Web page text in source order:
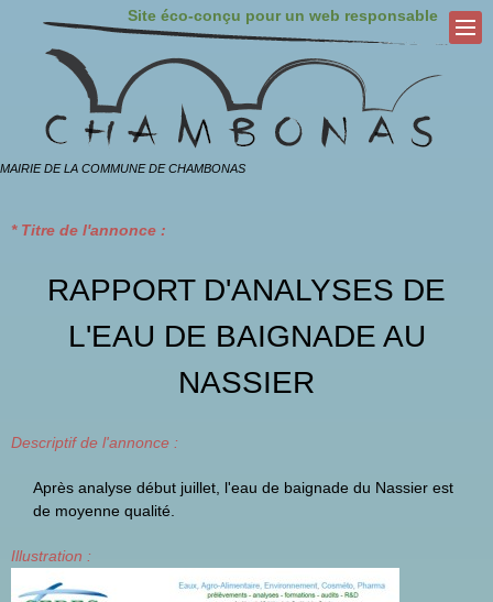
MAIRIE DE LA COMMUNE DE CHAMBONAS
Site éco-conçu pour un web responsable
* Titre de l'annonce :
RAPPORT D'ANALYSES DE
L'EAU DE BAIGNADE AU
NASSIER
Descriptif de l'annonce :
Après analyse début juillet, l'eau de baignade du Nassier est
de moyenne qualité.
Illustration :